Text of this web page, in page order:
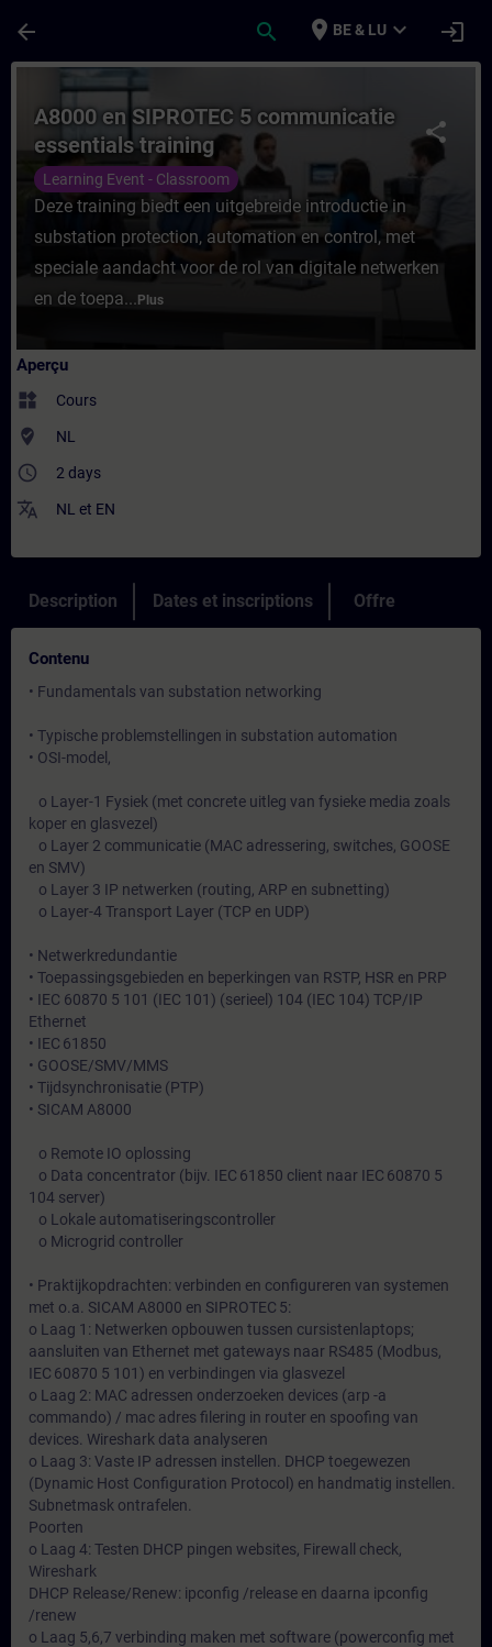
arrow_back search place BE & LU expand_more login
Cours - A8000 en SIPROTEC 5
share
A8000 en SIPROTEC 5 communicatie
essentials training
Learning Event - Classroom
Deze training biedt een uitgebreide introductie in
substation protection, automation en control, met
speciale aandacht voor de rol van digitale netwerken
en de toepa... Plus
Aperçu
widgets Cours
where_to_vote NL
access_time 2 days
translate NL et EN
Description Dates et inscriptions Offre
Contenu
• Fundamentals van substation networking
• Typische problemstellingen in substation automation
• OSI-model,
o Layer-1 Fysiek (met concrete uitleg van fysieke media zoals
koper en glasvezel)
o Layer 2 communicatie (MAC adressering, switches, GOOSE
en SMV)
o Layer 3 IP netwerken (routing, ARP en subnetting)
o Layer-4 Transport Layer (TCP en UDP)
• Netwerkredundantie
• Toepassingsgebieden en beperkingen van RSTP, HSR en PRP
• IEC 60870 5 101 (IEC 101) (serieel) 104 (IEC 104) TCP/IP
Ethernet
• IEC 61850
• GOOSE/SMV/MMS
• Tijdsynchronisatie (PTP)
• SICAM A8000
o Remote IO oplossing
o Data concentrator (bijv. IEC 61850 client naar IEC 60870 5
104 server)
o Lokale automatiseringscontroller
o Microgrid controller
• Praktijkopdrachten: verbinden en configureren van systemen
met o.a. SICAM A8000 en SIPROTEC 5:
o Laag 1: Netwerken opbouwen tussen cursistenlaptops;
aansluiten van Ethernet met gateways naar RS485 (Modbus,
IEC 60870 5 101) en verbindingen via glasvezel
o Laag 2: MAC adressen onderzoeken devices (arp -a
commando) / mac adres filering in router en spoofing van
devices. Wireshark data analyseren
o Laag 3: Vaste IP adressen instellen. DHCP toegewezen
(Dynamic Host Configuration Protocol) en handmatig instellen.
Subnetmask ontrafelen.
Poorten
o Laag 4: Testen DHCP pingen websites, Firewall check,
Wireshark
DHCP Release/Renew: ipconfig /release en daarna ipconfig
/renew
o Laag 5,6,7 verbinding maken met software (powerconfig met